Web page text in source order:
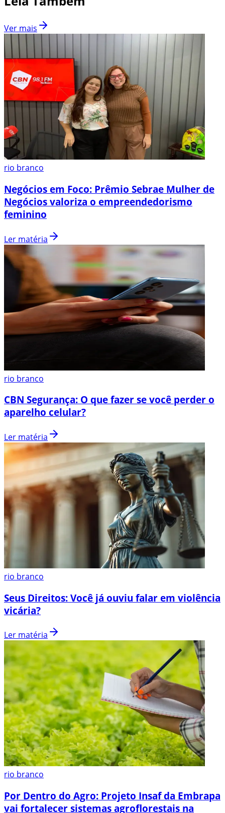
Ver mais
rio branco
Negócios em Foco: Prêmio Sebrae Mulher de
Negócios valoriza o empreendedorismo
feminino
Ler matéria
rio branco
CBN Segurança: O que fazer se você perder o
aparelho celular?
Ler matéria
rio branco
Seus Direitos: Você já ouviu falar em violência
vicária?
Ler matéria
rio branco
Por Dentro do Agro: Projeto Insaf da Embrapa
vai fortalecer sistemas agroflorestais na